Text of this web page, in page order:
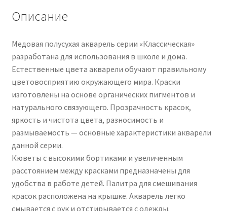
Описание
Медовая полусухая акварель серии «Классическая»
разработана для использования в школе и дома.
Естественные цвета акварели обучают правильному
цветовосприятию окружающего мира. Краски
изготовлены на основе органических пигментов и
натурального связующего. Прозрачность красок,
яркость и чистота цвета, разносимость и
размываемость — основные характеристики акварели
данной серии.
Кюветы с высокими бортиками и увеличенным
расстоянием между красками предназначены для
удобства в работе детей. Палитра для смешивания
красок расположена на крышке. Акварель легко
смывается с рук и отстирывается с одежды.